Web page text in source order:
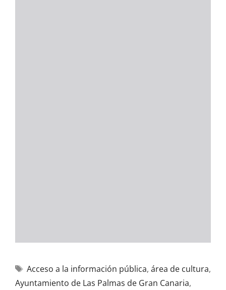
Acceso a la información pública, área de cultura,
Ayuntamiento de Las Palmas de Gran Canaria,